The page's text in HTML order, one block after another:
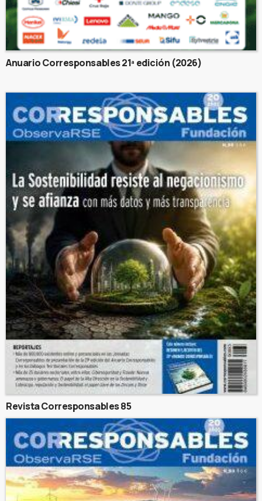
Anuario Corresponsables 21ª edición (2026)
Revista Corresponsables 85